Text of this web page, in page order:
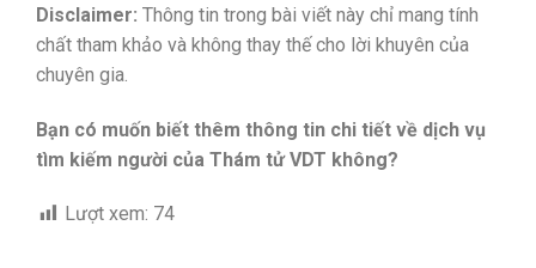
Disclaimer: Thông tin trong bài viết này chỉ mang tính
chất tham khảo và không thay thế cho lời khuyên của
chuyên gia.
Bạn có muốn biết thêm thông tin chi tiết về dịch vụ
tìm kiếm người của Thám tử VDT không?
Lượt xem: 74